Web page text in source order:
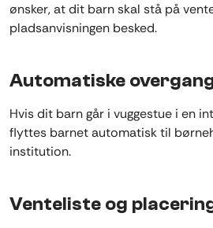
ønsker, at dit barn skal stå på
pladsanvisningen besked.
Automatiske
Hvis dit barn går i vuggestue i en
flyttes barnet automatisk til
institution.
Venteliste og